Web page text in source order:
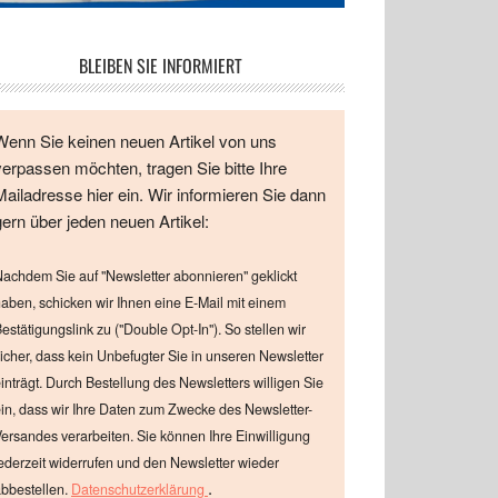
BLEIBEN SIE INFORMIERT
Sie keinen neuen Artikel von uns
möchten, tragen Sie bitte Ihre
hier ein. Wir informieren Sie dann
über jeden neuen Artikel:
Sie auf "Newsletter abonnieren" geklickt
schicken wir Ihnen eine E-Mail mit einem
zu ("Double Opt-In"). So stellen wir
dass kein Unbefugter Sie in unseren Newsletter
Durch Bestellung des Newsletters willigen Sie
dass wir Ihre Daten zum Zwecke des Newsletter-
verarbeiten. Sie können Ihre Einwilligung
widerrufen und den Newsletter wieder
Datenschutzerklärung .